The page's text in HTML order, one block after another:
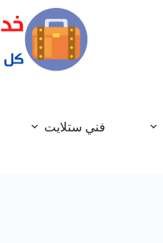
فني ستلايت